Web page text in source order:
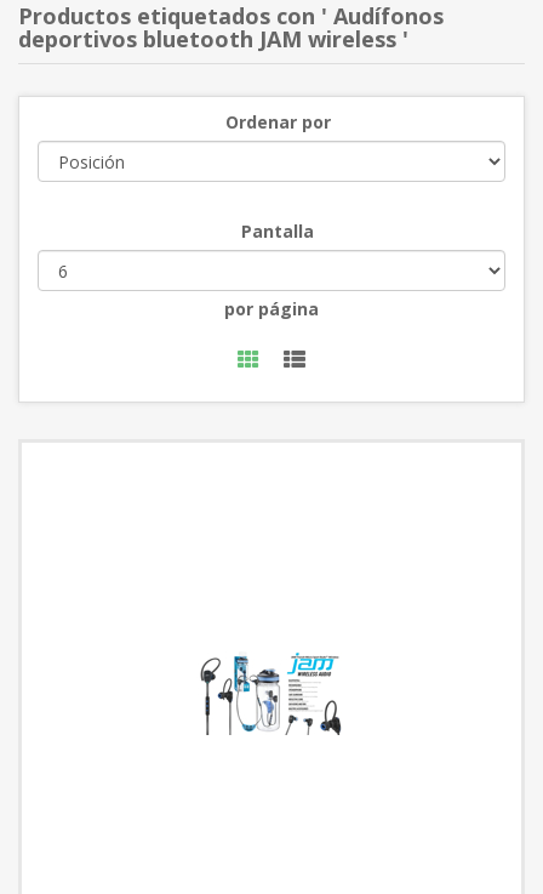
Productos etiquetados con ' Audífonos
deportivos bluetooth JAM wireless '
Ordenar por
Pantalla
por página